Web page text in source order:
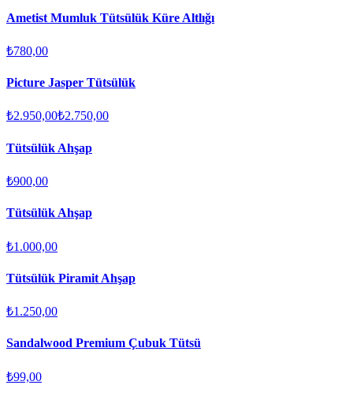
Ametist Mumluk Tütsülük Küre Altlığı
₺780,00
Picture Jasper Tütsülük
₺2.950,00₺2.750,00
Tütsülük Ahşap
₺900,00
Tütsülük Ahşap
₺1.000,00
Tütsülük Piramit Ahşap
₺1.250,00
Sandalwood Premium Çubuk Tütsü
₺99,00